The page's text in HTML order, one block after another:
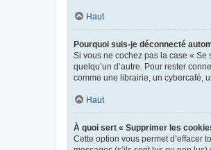
Haut
Pourquoi suis-je déconnecté
Si vous ne cochez pas la case «
quelqu’un d’autre. Pour rester
comme une librairie, un cybercafé,
Haut
À quoi sert « Supprimer les
Cette option vous permet d’effacer